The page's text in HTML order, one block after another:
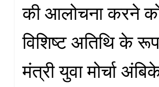
की आलोचना करने
विशिष्ट अतिथि के
मंत्री युवा मोर्चा